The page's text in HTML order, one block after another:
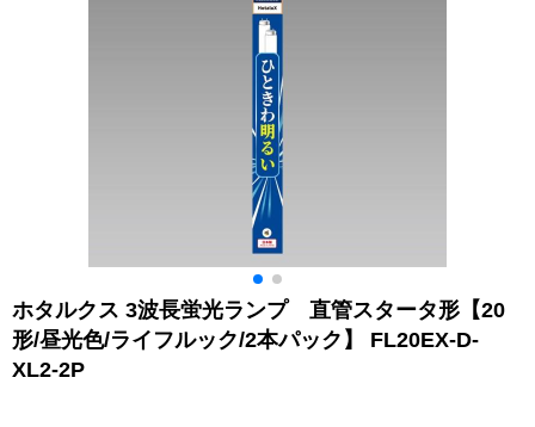
ホタルクス 3波長蛍光ランプ 直管スタータ形【20
形/昼光色/ライフルック/2本パック】 FL20EX-D-
XL2-2P